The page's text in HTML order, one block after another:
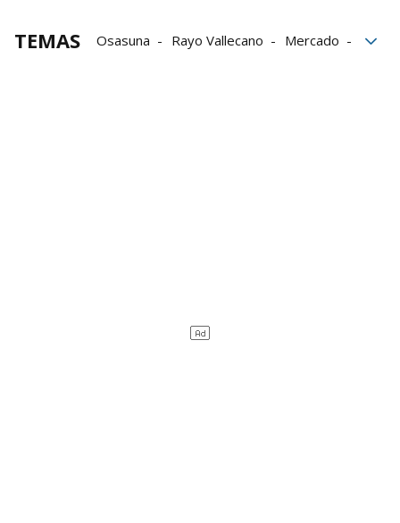
TEMAS Osasuna Rayo Vallecano
Mercado